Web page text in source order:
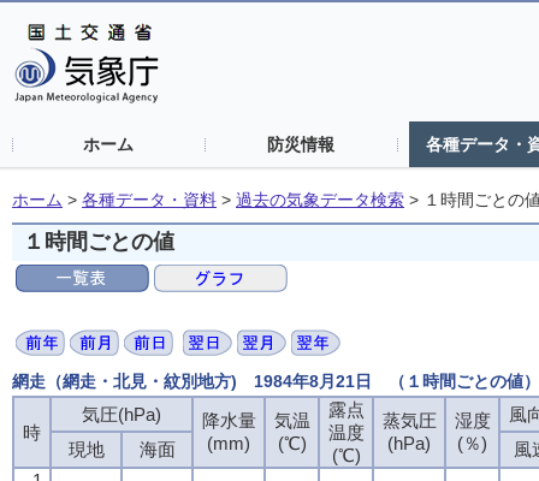
ホーム 防災情報 各種データ・
ホーム > 各種データ・資料 > 過去の気象データ検索 > １時間ごとの
１時間ごとの値
網走（網走・北見・紋別地方) 1984年8月21日 （１時間ごとの値）
時
気圧(hPa)
降水量
(mm)
気温
(℃)
露点
温度
(℃)
蒸気圧
(hPa)
湿度
(％)
風
現地
海面
風